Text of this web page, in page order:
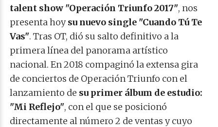
talent show "Operación Triunfo 2017", nos
presenta hoysu nuevo single "Cuando Tú Te
Vas". Tras OT, dió su salto definitivo a la
primera línea del panorama artístico
nacional. En 2018 compaginó la extensa gira
de conciertos de Operación Triunfo con el
lanzamiento de su primer álbum de estudio:
"Mi Reflejo", con el que se posicionó
directamente al número 2 de ventas y cuyo